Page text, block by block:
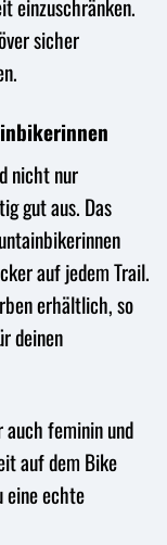
einzuschränken.
sicher
nicht nur
gut aus. Das
auf jedem Trail.
erhältlich, so
deinen
auch feminin und
auf dem Bike
eine echte